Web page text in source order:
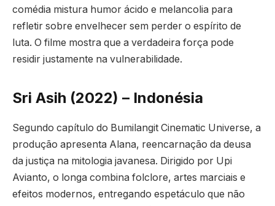
comédia mistura humor ácido e melancolia para
refletir sobre envelhecer sem perder o espírito de
luta. O filme mostra que a verdadeira força pode
residir justamente na vulnerabilidade.
Sri Asih (2022) – Indonésia
Segundo capítulo do Bumilangit Cinematic Universe, a
produção apresenta Alana, reencarnação da deusa
da justiça na mitologia javanesa. Dirigido por Upi
Avianto, o longa combina folclore, artes marciais e
efeitos modernos, entregando espetáculo que não